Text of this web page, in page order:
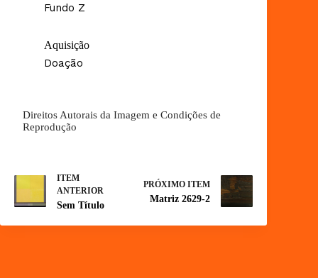
Fundo Z
Aquisição
Doação
Direitos Autorais da Imagem e Condições de
Reprodução
ITEM
ANTERIOR
Sem Título
PRÓXIMO ITEM
Matriz 2629-2